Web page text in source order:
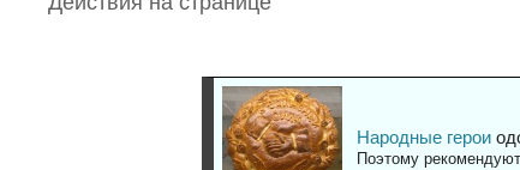
Народные герои
Поэтому